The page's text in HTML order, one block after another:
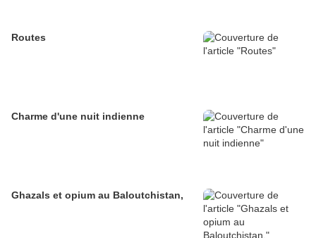
Routes
Charme d'une nuit indienne
Ghazals et opium au Baloutchistan,